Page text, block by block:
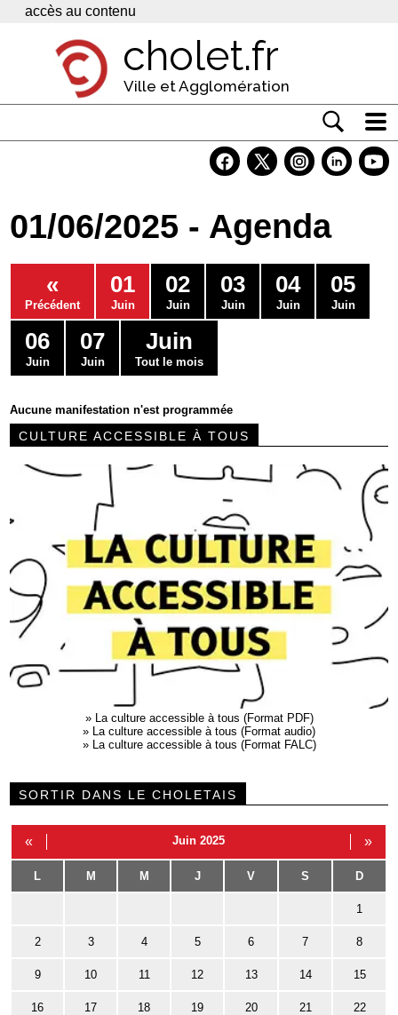
Panneau de gestion des cookies
accès au contenu
cholet.fr
Ville et Agglomération
Economie
Services
Contacts
01/06/2025 - Agenda
«
Précédent
01
Juin
02
Juin
03
Juin
04
Juin
05
Juin
06
Juin
07
Juin
Juin
Tout le mois
Aucune manifestation n'est programmée
CULTURE ACCESSIBLE À TOUS
»
La culture accessible à tous (Format PDF)
»
La culture accessible à tous (Format audio)
»
La culture accessible à tous (Format FALC)
SORTIR DANS LE CHOLETAIS
« Juin 2025 »
L M M J V S D
1
2 3 4 5 6 7 8
9 10 11 12 13 14 15
16 17 18 19 20 21 22